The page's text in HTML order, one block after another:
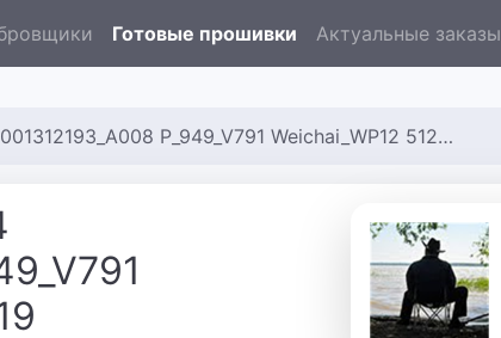
Готовые прошивки Актуальные заказы
P_949_V791 Weichai_WP12 51243019